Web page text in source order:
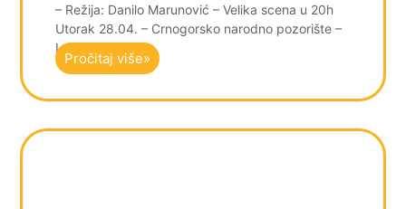
– Režija: Danilo Marunović – Velika scena u 20h
Utorak 28.04. – Crnogorsko narodno pozorište –
Luiđi Pirandelo
Pročitaj više»